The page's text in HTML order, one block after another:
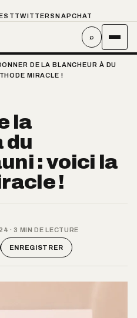
TWITTER SNAPCHAT
⌕
DE LA BLANCHEUR À DU
MIRACLE !
la
du
: voici la
!
· 3 MIN DE LECTURE
ENREGISTRER